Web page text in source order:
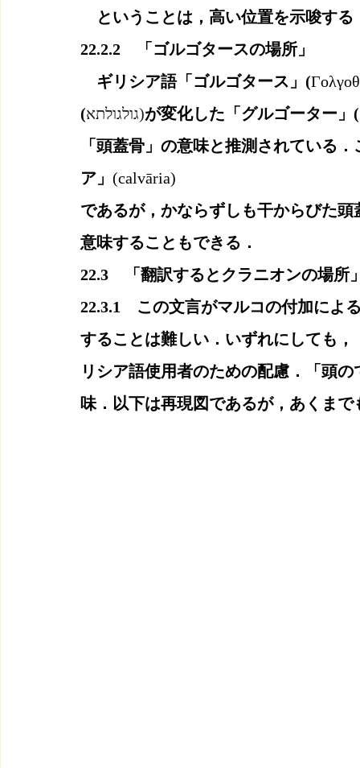
ということは，高い位置を示唆する
22.2.2　「ゴルゴタースの場所」
ギリシア語「ゴルゴタース」(
(
גולגולתא)が変化した「グルゴーター」(
「頭蓋骨」の意味と推測されている
ア」 (calvāria)
であるが，かならずしも干からびた
意味することもできる．
22.3　「翻訳するとクラニオンの場所
22.3.1　この文言がマルコの付加によ
することは難しい．いずれにしても
リシア語使用者のための配慮．「頭
味．以下は再現図であるが，あくまで